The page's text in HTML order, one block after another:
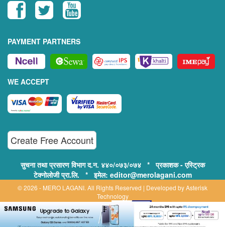
PAYMENT PARTNERS
WE ACCEPT
Create Free Account
सुचना तथा प्रसारण विभाग द.न. ४४०/०७३/०७४ * प्रकाशक - एस्ट्रिक
टेक्नोलोजी प्रा.लि. * इमेल: editor@merolagani.com
© 2026 - MERO LAGANI. All Rights Reserved | Developed byAsterisk
Technology
Supported By:
Disclaimer, Privacy & Terms of Use